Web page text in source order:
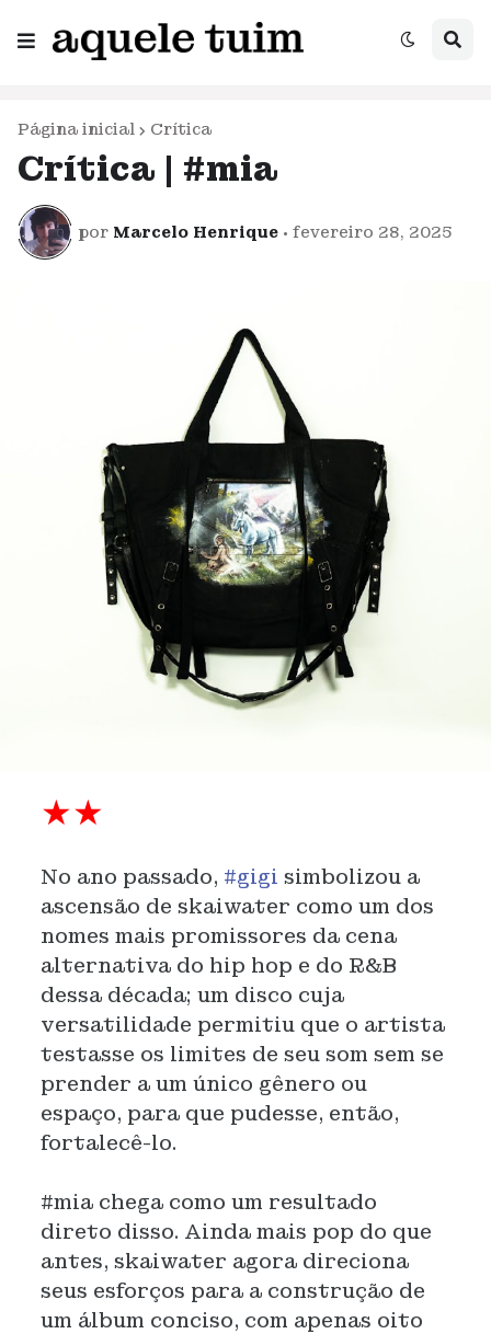
Página inicial Crítica
Crítica | #mia
por Marcelo Henrique • fevereiro 28, 2025
★★
No ano passado, #gigi simbolizou a
ascensão de skaiwater como um dos
nomes mais promissores da cena
alternativa do hip hop e do R&B
dessa década; um disco cuja
versatilidade permitiu que o artista
testasse os limites de seu som sem se
prender a um único gênero ou
espaço, para que pudesse, então,
fortalecê-lo.
#mia chega como um resultado
direto disso. Ainda mais pop do que
antes, skaiwater agora direciona
seus esforços para a construção de
um álbum conciso, com apenas oito